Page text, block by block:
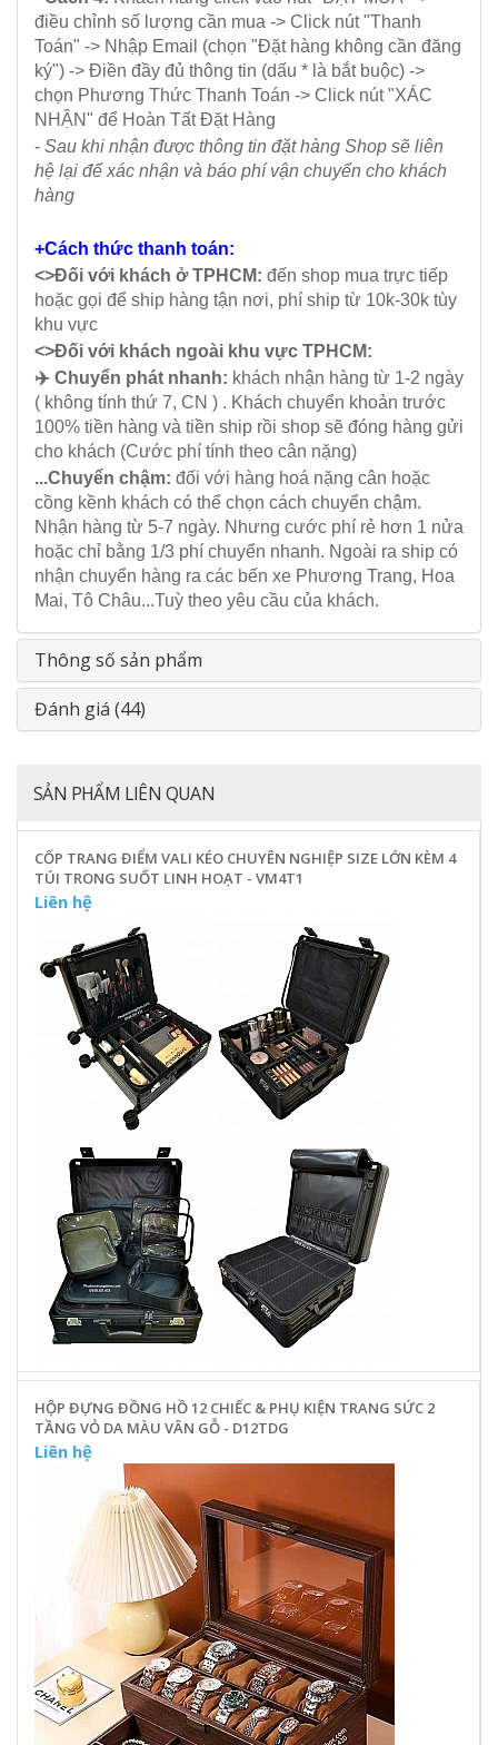
điều chỉnh số lượng cần mua -> Click nút "Thanh
Toán" -> Nhập Email (chọn "Đặt hàng không cần đăng
ký") -> Điền đầy đủ thông tin (dấu * là bắt buộc) ->
chọn Phương Thức Thanh Toán -> Click nút "XÁC
NHẬN" để Hoàn Tất Đặt Hàng
- Sau khi nhận được thông tin đặt hàng Shop sẽ liên
hệ lại để xác nhận và báo phí vận chuyển cho khách
hàng
+Cách thức thanh toán:
<>Đối với khách ở TPHCM: đến shop mua trực tiếp
hoặc gọi để ship hàng tận nơi, phí ship từ 10k-30k tùy
khu vực
<>Đối với khách ngoài khu vực TPHCM:
✈️ Chuyển phát nhanh: khách nhận hàng từ 1-2 ngày
( không tính thứ 7, CN ) . Khách chuyển khoản trước
100% tiền hàng và tiền ship rồi shop sẽ đóng hàng gửi
cho khách (Cước phí tính theo cân nặng)
...Chuyển chậm: đối với hàng hoá nặng cân hoặc
cồng kềnh khách có thể chọn cách chuyển chậm.
Nhận hàng từ 5-7 ngày. Nhưng cước phí rẻ hơn 1 nửa
hoặc chỉ bằng 1/3 phí chuyển nhanh. Ngoài ra ship có
nhận chuyển hàng ra các bến xe Phương Trang, Hoa
Mai, Tô Châu...Tuỳ theo yêu cầu của khách.
Thông số sản phẩm
Đánh giá (44)
SẢN PHẨM LIÊN QUAN
CỐP TRANG ĐIỂM VALI KÉO CHUYÊN NGHIỆP SIZE LỚN KÈM 4
TÚI TRONG SUỐT LINH HOẠT - VM4T1
Liên hệ
HỘP ĐỰNG ĐỒNG HỒ 12 CHIẾC & PHỤ KIỆN TRANG SỨC 2
TẦNG VỎ DA MÀU VÂN GỖ - D12TDG
Liên hệ